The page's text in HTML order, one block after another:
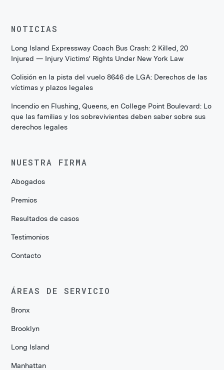
NOTICIAS
Long Island Expressway Coach Bus Crash: 2 Killed, 20
Injured — Injury Victims' Rights Under New York Law
Colisión en la pista del vuelo 8646 de LGA: Derechos de las
víctimas y plazos legales
Incendio en Flushing, Queens, en College Point Boulevard: Lo
que las familias y los sobrevivientes deben saber sobre sus
derechos legales
NUESTRA FIRMA
Abogados
Premios
Resultados de casos
Testimonios
Contacto
ÁREAS DE SERVICIO
Bronx
Brooklyn
Long Island
Manhattan